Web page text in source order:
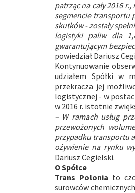
patrząc na cały 2016
segmencie transportu
skutków - zostały
logistyki paliw dla
gwarantującym
powiedział Dariusz
Kontynuowanie
udziałem Spółki w
przekracza jej
logistycznej - w
w 2016 r. istotnie
– W ramach usług
przewożonych
przypadku transportu
ożywienie na rynku
Dariusz Cegielski.
O Spółce
Trans Polonia to
surowców